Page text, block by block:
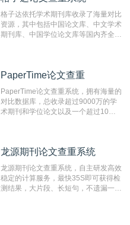
测时注意填写第一作者,才能排除已发
表文献复制比。（限制字符数1万）
格子达依托学术期刊库收录了海量对比
资源，其中包括中国论文库、中文学术
期刊库、中国学位论文库等国内齐全的
系统，可检测中文、英文两种语言的论
PaperTime论文查重
PaperTime论文查重系统，拥有海量的
对比数据库，总收录超过9000万的学
术期刊和学位论文以及一个超过10亿
对，利用指纹索引快速而精准地在云检
有相似的片段，该项技术检测速度快、
准确率高，市场反映良好。
龙源期刊论文查重系统
龙源期刊论文查重系统，自主研发高效
稳定的计算服务，最快35S即可获得检
测结果，大片段、长短句，不遗漏一处